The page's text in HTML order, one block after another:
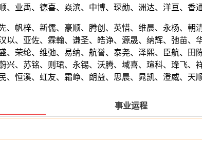
、业禹、德喜、焱滨、中博、琛勋、洲达、洋亘、
、帆梓、新儒、豪顺、腾创、英惜、维晨、永杨、
以、亚佐、霖翰、谦圣、皓诤、源晟、纳辉、弛苗
、荣纶、维弛、易纳、航誉、泰尧、泽熙、臣航、
兴、苏铭、则珺、永锡、沃腾、域喜、瑄科、琒飞
、恒溪、虹友、霜峥、朗益、思晨、晁凯、澄威、
事业运程